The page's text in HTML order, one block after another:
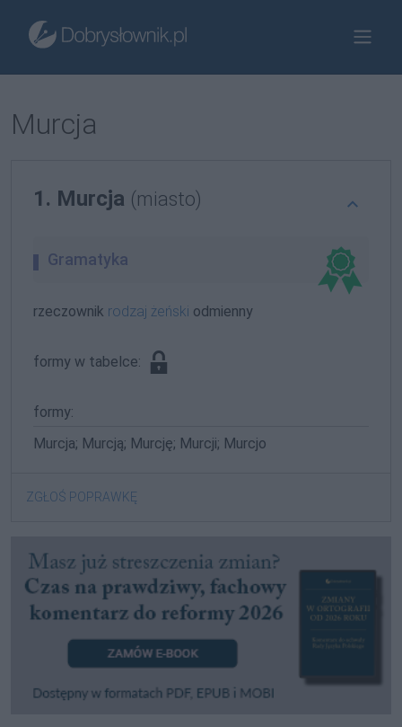
Murcja
1. Murcja (miasto)
Gramatyka
rzeczownik rodzaj żeński odmienny
formy w tabelce:
formy:
Murcja; Murcją; Murcję; Murcji; Murcjo
ZGŁOŚ POPRAWKĘ